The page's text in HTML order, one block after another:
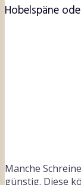
Hobelspäne
Manche
günstig. Diese